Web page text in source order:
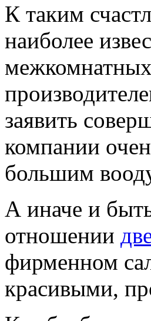
К таким
наиболее
заявить
компании
большим
А иначе и
отношении
фирменном
красивыми,